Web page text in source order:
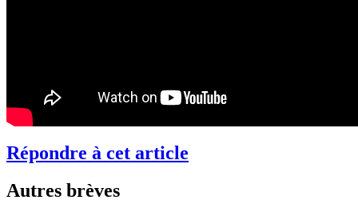
Répondre à cet article
Autres brèves